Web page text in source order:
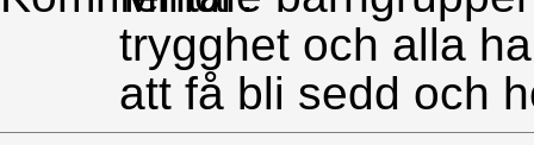
trygghet och alla
att få bli sedd och